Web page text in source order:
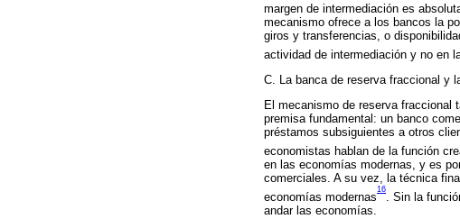
margen de intermediación es
mecanismo ofrece a los bancos la
giros y transferencias, o
actividad de intermediación y no en
C. La banca de reserva fraccional y
El mecanismo de reserva fraccional
premisa fundamental: un banco
préstamos subsiguientes a otros
economistas hablan de la función
en las economías modernas, y es
comerciales. A su vez, la técnica
economías modernas
16
. Sin la
andar las economías.